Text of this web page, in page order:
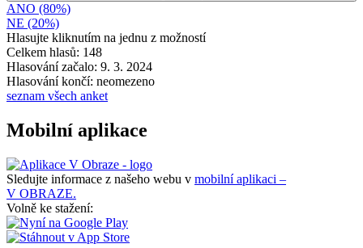
ANO (80%)
NE (20%)
Hlasujte kliknutím na jednu z možností
Celkem hlasů: 148
Hlasování začalo: 9. 3. 2024
Hlasování končí: neomezeno
seznam všech anket
Mobilní aplikace
Sledujte informace z našeho webu v mobilní aplikaci –
V OBRAZE.
Volně ke stažení: